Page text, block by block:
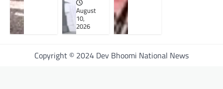
August
10,
2026
Copyright © 2024 Dev Bhoomi National News